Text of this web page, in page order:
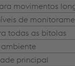
movimentos
de
todas as bitolas
principal